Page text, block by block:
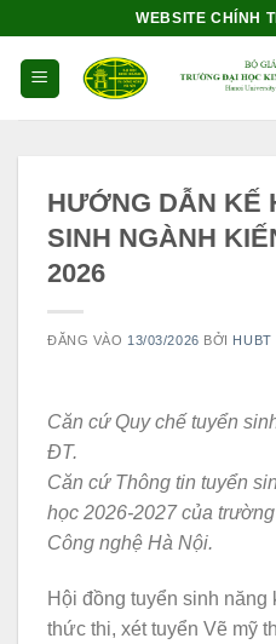
dung
WEBSITE CHÍNH
HƯỚNG DẪN KẾ
SINH NGÀNH
2026
ĐĂNG VÀO 13/03/2026 BỞI HUBT
Căn cứ Quy chế tuyển
ĐT.
Căn cứ Thông tin tuyển
học 2026-2027 của
Công nghệ Hà Nội.
Hội đồng tuyển sinh
thức thi, xét tuyển Vẽ mỹ